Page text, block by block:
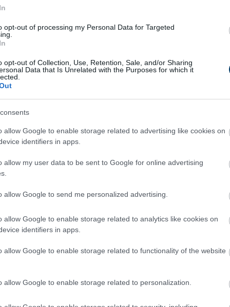
opt-out of processing my Personal Data for Targeted
opt-out of Collection, Use, Retention, Sale, and/or Sharing
Data that Is Unrelated with the Purposes for which it
allow Google to enable storage related to advertising like cookies on
identifiers in apps.
allow my user data to be sent to Google for online advertising
allow Google to send me personalized advertising.
allow Google to enable storage related to analytics like cookies on
identifiers in apps.
allow Google to enable storage related to functionality of the website
allow Google to enable storage related to personalization.
hőguta
Völgye – megvan a 2027-
es időpont és a bérletár
20 magyar utazós dal,
ujjatlan ruha 60 felett: 5
változtat az összhatáson
kerültek elő Észak-
szerelme, amelyről alig
Összes videó
Döbbenetes
Koreából
Titkos kapuk és
meg a politikát
Felfoghatatlan
él Mészáros Lőrinc:
százmilliós táska
emelik a nyugdíjakat
kiderülnek a régi
csontvázak a
Összes videó
össze a Művészetek
10 nap kultúra – elindult a
Kert
órák alatt
Miért a lila saláta